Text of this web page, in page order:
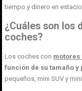
tiempo y dinero en
¿Cuáles son los
coches?
Los coches con motores
función de su tamaño y
pequeños, mini SUV y